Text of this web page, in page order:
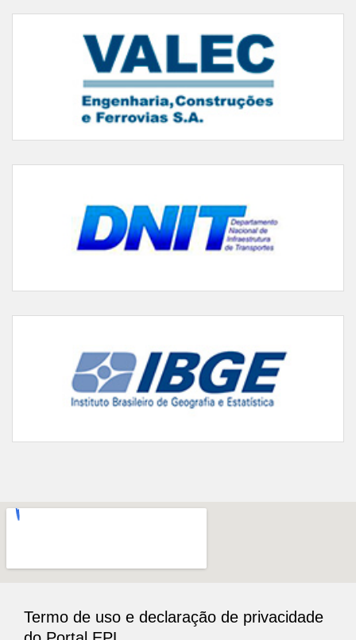
Departamento Nacional de Infraestrutura de Transportes
Instituto Brasileiro de Geografia e Estatística
Termo de uso e declaração de privacidade